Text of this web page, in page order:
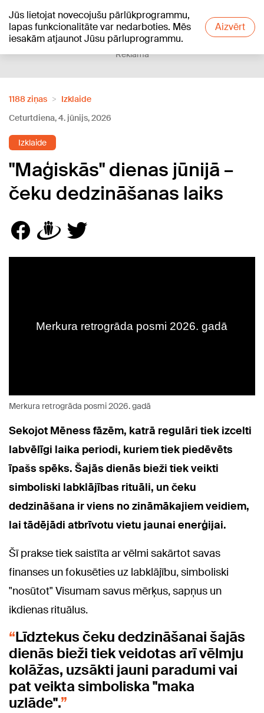
Jūs lietojat novecojušu pārlūkprogrammu,
lapas funkcionalitāte var nedarboties. Mēs
iesakām atjaunot Jūsu pārluprogrammu.
Aizvērt
+23°C
Reklāma
1188 ziņas
Izklaide
Ceturtdiena, 4. jūnijs, 2026
Izklaide
"Maģiskās" dienas jūnijā –
čeku dedzināšanas laiks
Merkura retrogrāda posmi 2026. gadā
Sekojot Mēness fāzēm, katrā regulāri tiek izcelti
labvēlīgi laika periodi, kuriem tiek piedēvēts
īpašs spēks. Šajās dienās bieži tiek veikti
simboliski labklājības rituāli, un čeku
dedzināšana ir viens no zināmākajiem veidiem,
lai tādējādi atbrīvotu vietu jaunai enerģijai.
Šī prakse tiek saistīta ar vēlmi sakārtot savas
finanses un fokusēties uz labklājību, simboliski
"nosūtot" Visumam savus mērķus, sapņus un
ikdienas rituālus.
Līdztekus čeku dedzināšanai šajās
dienās bieži tiek veidotas arī vēlmju
kolāžas, uzsākti jauni paradumi vai
pat veikta simboliska "maka
uzlāde".